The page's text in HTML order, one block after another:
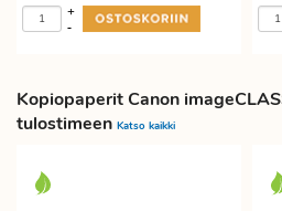
-
+
Kopiopaperit Canon
tulostimeen Katso kaikki